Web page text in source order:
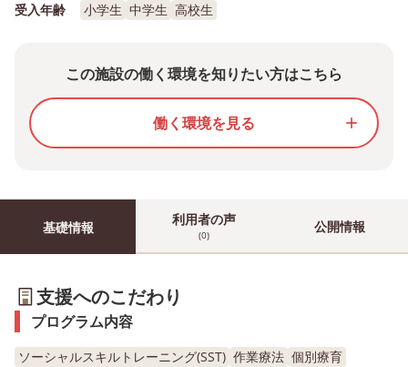
受入年齢
小学生 中学生 高校生
この施設の働く環境を知りたい方はこちら
働く環境を見る add
基礎情報 利用者の声
(0)
公開情報
支援へのこだわり
プログラム内容
ソーシャルスキルトレーニング(SST) 作業療法 個別療育